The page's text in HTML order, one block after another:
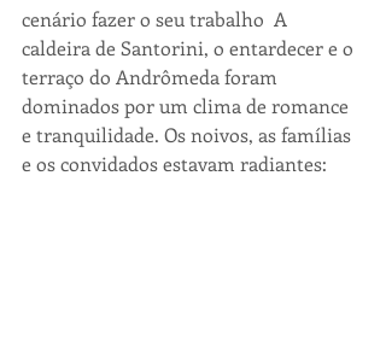
cenário fazer o seu trabalho  A
caldeira de Santorini, o entardecer e o
terraço do Andrômeda foram
dominados por um clima de romance
e tranquilidade. Os noivos, as famílias
e os convidados estavam radiantes: